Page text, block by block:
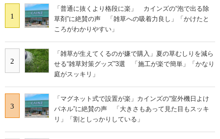
1
「普通に抜くより格段に楽」 カインズの“泡で出る除
草剤”に絶賛の声 「雑草への吸着力良し」「かけたと
ころがわかりやすい」
2
「雑草が生えてくるのが嫌で購入」夏の草むしりを減ら
せる“雑草対策グッズ”3選 「施工が楽で簡単」「かなり
庭がスッキリ」
3
「マグネット式で設置が楽」カインズの“室外機日よけ
パネル”に絶賛の声 「大きさもあって見た目もスッキ
リ」「割としっかりしている」